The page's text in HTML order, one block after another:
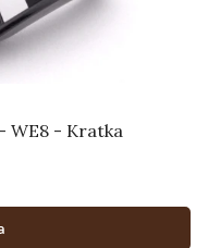
WE8 - Kratka